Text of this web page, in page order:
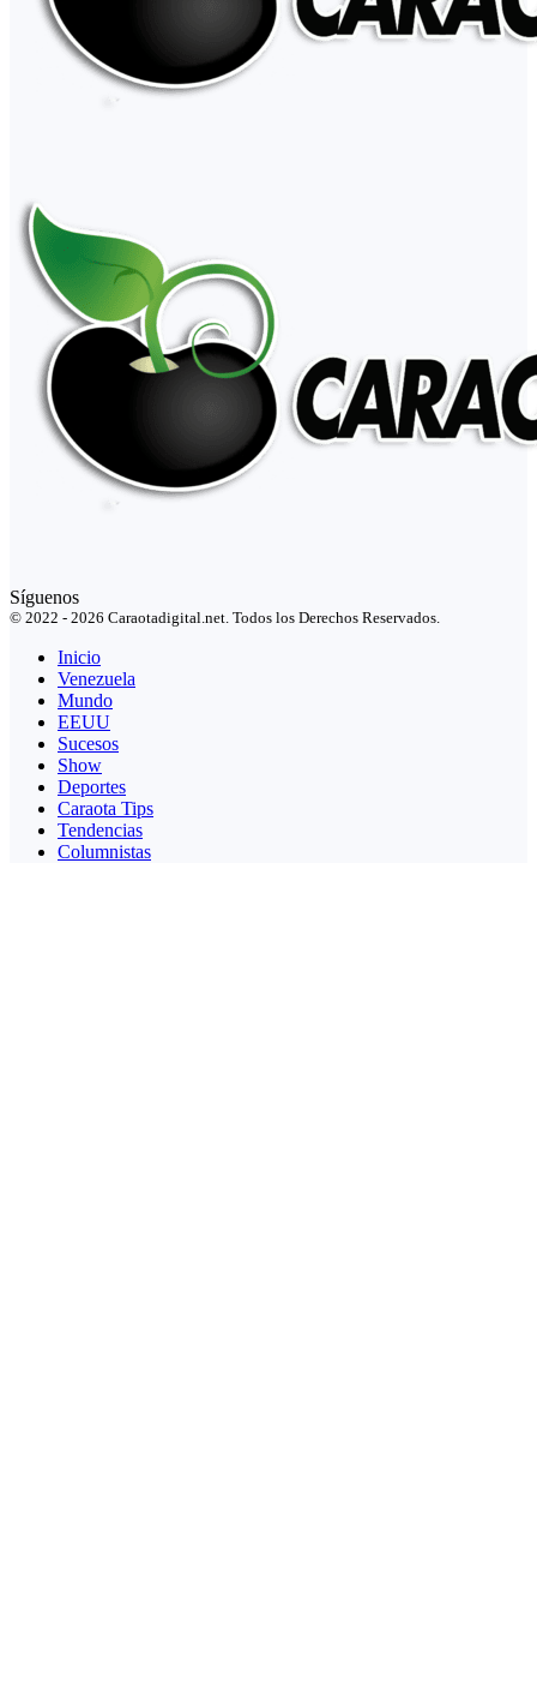
Síguenos
© 2022 - 2026 Caraotadigital.net. Todos los Derechos Reservados.
Inicio
Venezuela
Mundo
EEUU
Sucesos
Show
Deportes
Caraota Tips
Tendencias
Columnistas